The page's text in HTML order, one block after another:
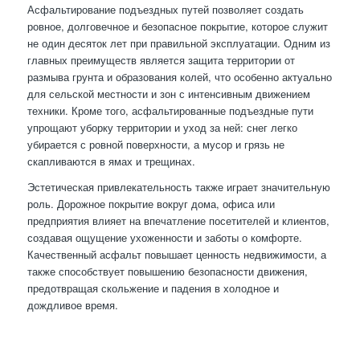
Асфальтирование подъездных путей позволяет создать
ровное, долговечное и безопасное покрытие, которое служит
не один десяток лет при правильной эксплуатации. Одним из
главных преимуществ является защита территории от
размыва грунта и образования колей, что особенно актуально
для сельской местности и зон с интенсивным движением
техники. Кроме того, асфальтированные подъездные пути
упрощают уборку территории и уход за ней: снег легко
убирается с ровной поверхности, а мусор и грязь не
скапливаются в ямах и трещинах.
Эстетическая привлекательность также играет значительную
роль. Дорожное покрытие вокруг дома, офиса или
предприятия влияет на впечатление посетителей и клиентов,
создавая ощущение ухоженности и заботы о комфорте.
Качественный асфальт повышает ценность недвижимости, а
также способствует повышению безопасности движения,
предотвращая скольжение и падения в холодное и
дождливое время.